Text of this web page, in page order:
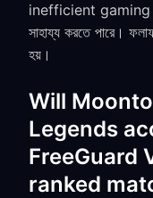
inefficient gaming
সাহায্য করতে পারে।
হয়।
Will
Legends
FreeGuard
ranked